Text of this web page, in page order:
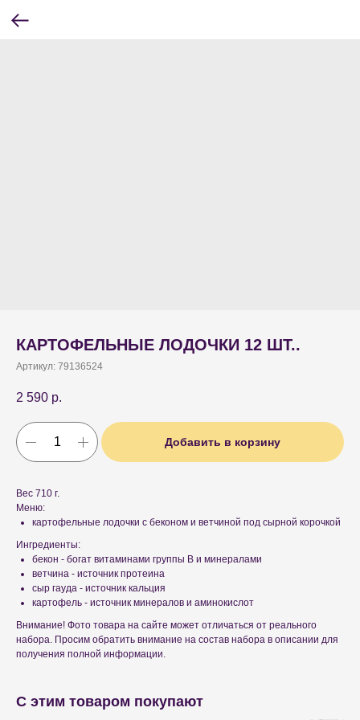
КАРТОФЕЛЬНЫЕ ЛОДОЧКИ 12 ШТ..
Артикул: 79136524
2 590 р.
Добавить в корзину
Вес 710 г.
Меню:
картофельные лодочки с беконом и ветчиной под сырной корочкой
Ингредиенты:
бекон - богат витаминами группы B и минералами
ветчина - источник протеина
сыр гауда - источник кальция
картофель - источник минералов и аминокислот
Внимание! Фото товара на сайте может отличаться от реального
набора. Просим обратить внимание на состав набора в описании для
получения полной информации.
С этим товаром покупают